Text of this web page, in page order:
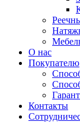
О нас
Покупателю
Контакты